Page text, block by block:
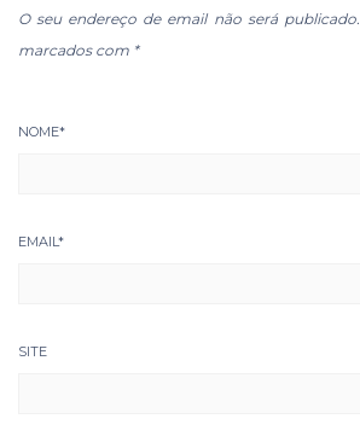
O seu endereço de email não será publicado.
marcados com *
NOME*
EMAIL*
SITE